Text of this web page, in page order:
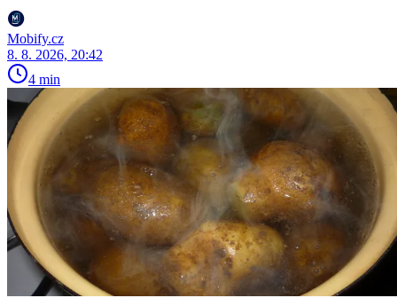
Mobify.cz
8. 8. 2026, 20:42
4 min